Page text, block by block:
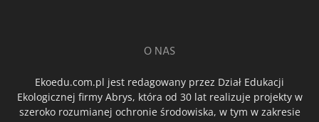
O NAS
Ekoedu.com.pl jest redagowany przez Dział Edukacji
Ekologicznej firmy Abrys, która od 30 lat realizuje projekty w
szeroko rozumianej ochronie środowiska, w tym w zakresie